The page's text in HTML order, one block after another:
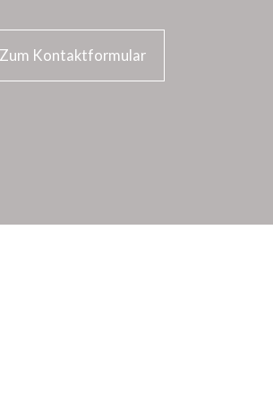
Zum Kontaktformular